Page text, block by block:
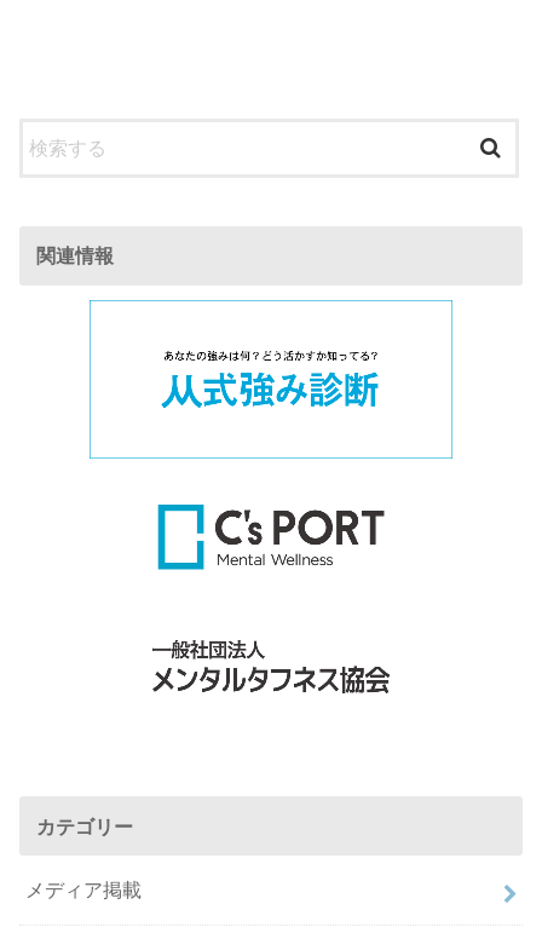
関連情報
カテゴリー
メディア掲載